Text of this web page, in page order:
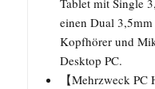
Tablet mit Single
einen Dual
Kopfhörer und
Desktop PC.
【Mehrzweck